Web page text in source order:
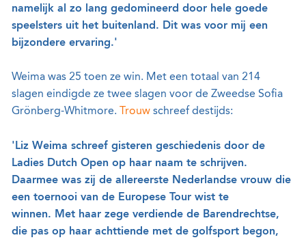
namelijk al zo lang gedomineerd door hele goede
speelsters uit het buitenland. Dit was voor mij een
bijzondere ervaring.'
Weima was 25 toen ze win. Met een totaal van 214
slagen eindigde ze twee slagen voor de Zweedse Sofia
Grönberg-Whitmore.
Trouw schreef destijds:
'Liz Weima schreef gisteren geschiedenis door de
Ladies Dutch Open op haar naam te schrijven.
Daarmee was zij de allereerste Nederlandse vrouw die
een toernooi van de Europese Tour wist te
winnen. Met haar zege verdiende de Barendrechtse,
die pas op haar achttiende met de golfsport begon,